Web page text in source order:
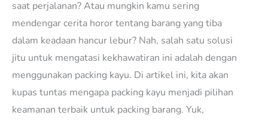
saat perjalanan? Atau mungkin kamu sering
mendengar cerita horor tentang barang yang tiba
dalam keadaan hancur lebur? Nah, salah satu solusi
jitu untuk mengatasi kekhawatiran ini adalah dengan
menggunakan packing kayu. Di artikel ini, kita akan
kupas tuntas mengapa packing kayu menjadi pilihan
keamanan terbaik untuk packing barang. Yuk,